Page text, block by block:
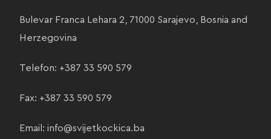
Bulevar Franca Lehara 2, 71000 Sarajevo, Bosnia and
Herzegovina
Telefon: +387 33 590 579
Fax: +387 33 590 579
Email: info@svijetkockica.ba